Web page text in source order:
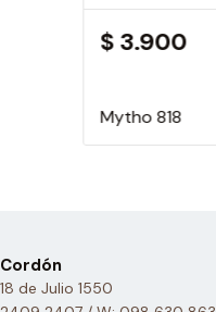
$ 3.900
Mytho 818
Cordón
18 de Julio 1550